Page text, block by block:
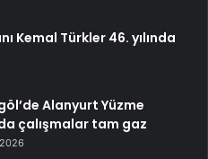
Kemal Türkler 46. yılında
Alanyurt Yüzme
çalışmalar tam gaz